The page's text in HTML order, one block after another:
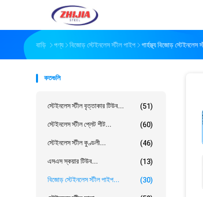
বাড়ি পণ্য বিজোড় স্টেইনলেস স্টীল পাইপ গার্হস্থ্য বিজোড়
কতগুলি
স্টেইনলেস স্টীল বৃত্তাকার টিউব... (51)
স্টেইনলেস স্টীল প্লেট শীট... (60)
স্টেইনলেস স্টীল কুণ্ডলী... (46)
এসএস স্কয়ার টিউব... (13)
বিজোড় স্টেইনলেস স্টীল পাইপ... (30)